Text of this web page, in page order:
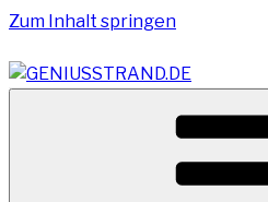
Zum Inhalt springen
Vom Geniusstrand zum
Terminal Wilhelmshaven